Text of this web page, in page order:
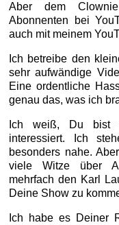
Aber dem
Abonnenten bei
auch mit meinem
Ich betreibe den
sehr aufwändige
Eine ordentliche
genau das, was ich
Ich weiß, Du bist
interessiert. Ich
besonders nahe.
viele Witze über
mehrfach den Karl
Deine Show zu
Ich habe es Deiner